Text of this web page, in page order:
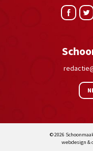
© 2026
webdesign &